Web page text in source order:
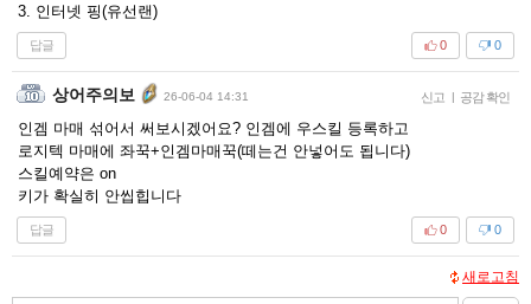
3. 인터넷 핑(유선랜)
답글 0
0
상어주의보 26-06-04 14:31 신고 | 공감 확인
인겜 마매 섞어서 써보시겠어요? 인겜에 우스킬 등록하고
로지텍 마매에 좌꾹+인겜마매꾹(떼는건 안넣어도 됩니다)
스킬예약은 on
키가 확실히 안씹힙니다
답글 0
0
새로고침